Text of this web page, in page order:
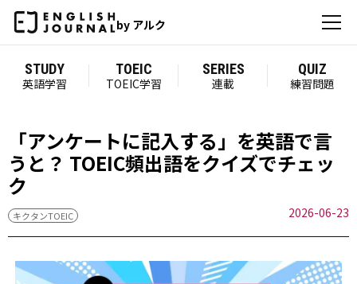
by アルク
STUDY
英語学習
TOEIC
TOEIC学習
SERIES
連載
QUIZ
練習問題
「アンケートに記入する」を英語で言
うと？ TOEIC頻出語をクイズでチェッ
ク
キクタンTOEIC 2026-06-23